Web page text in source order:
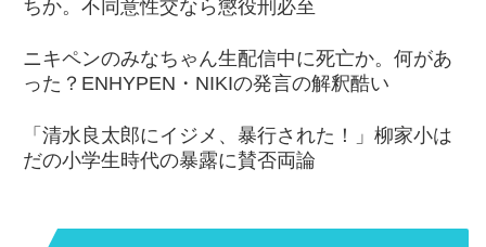
ちか。不同意性交なら懲役刑必至
ニキペンのみなちゃん生配信中に死亡か。何があ
った？ENHYPEN・NIKIの発言の解釈酷い
「清水良太郎にイジメ、暴行された！」柳家小は
だの小学生時代の暴露に賛否両論